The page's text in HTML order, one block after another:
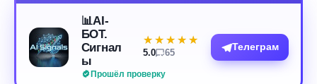
📊AI-
БОТ.
Сигнал
ы
Прошёл проверку
★★★★★
★★★★★
5.0 65
Телеграм